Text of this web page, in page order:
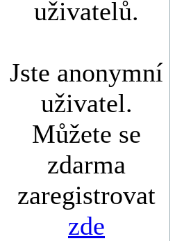
uživatelů.
Jste anonymní
uživatel.
Můžete se
zdarma
zaregistrovat
zde